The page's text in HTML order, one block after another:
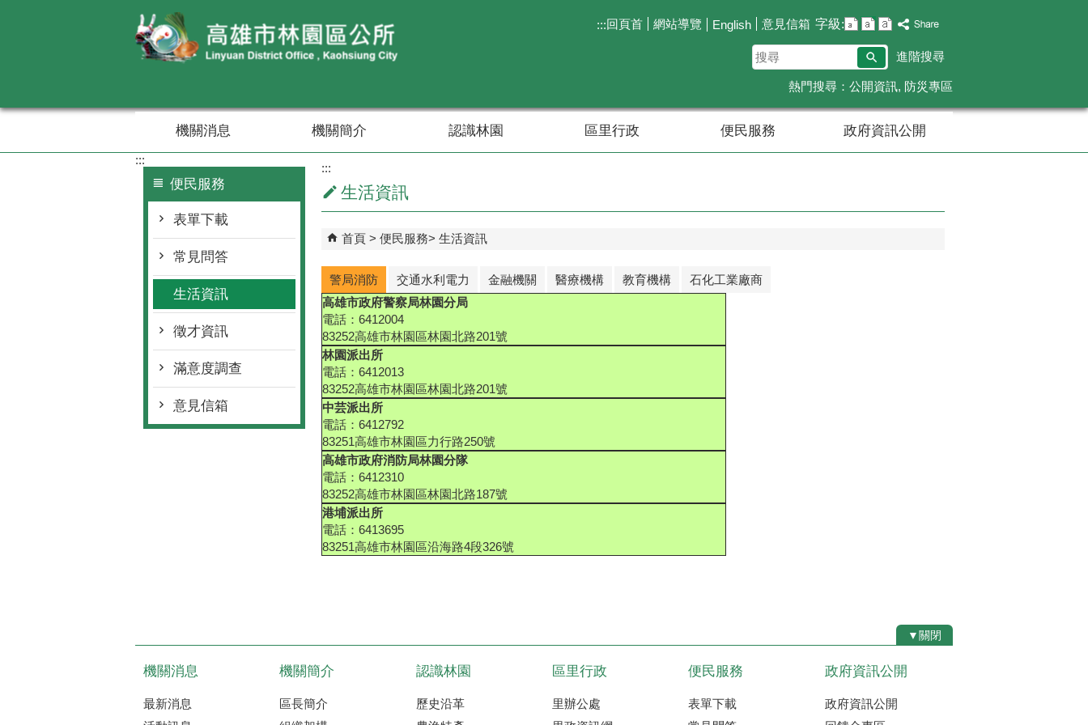
:::回頁首 網站導覽 English 意見信箱 字級:
搜
尋
進階搜尋
熱門搜尋： 公開資訊 防災專區
機關消息 機關簡介 認識林園 區里行政 便民服務 政府資訊公開
:::
便民服務
表單下載
常見問答
生活資訊
徵才資訊
滿意度調查
意見信箱
:::
生活資訊
首頁 便民服務 生活資訊
警局消防 交通水利電力 金融機關 醫療機構 教育機構
石化工業廠商
高雄市政府警察局林園分局
電話：6412004
83252高雄市林園區林園北路201號
林園派出所
電話：6412013
83252高雄市林園區林園北路201號
中芸派出所
電話：6412792
83251高雄市林園區力行路250號
高雄市政府消防局林園分隊
電話：6412310
83252高雄市林園區林園北路187號
港埔派出所
電話：6413695
83251高雄市林園區沿海路4段326號
▼關閉
機關消息
最新消息
機關簡介
區長簡介
認識林園
歷史沿革
區里行政
里辦公處
便民服務
表單下載
政府資訊公開
政府資訊公開